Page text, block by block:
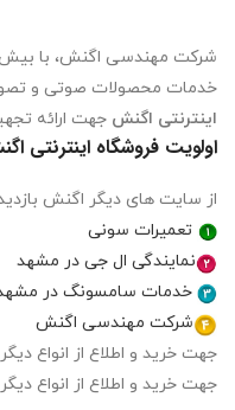
خدمات محصولات صوتی و
اینترنتی اگنش جهت ارائه
اولویت فروشگاه
از سایت های دیگر اگنش
تعمیرات سونی
نمایندگی ال جی در مشهد
خدمات سامسونگ در
شرکت مهندسی اگنش
جهت خرید و اطلاع از انواع
جهت خرید و اطلاع از انواع